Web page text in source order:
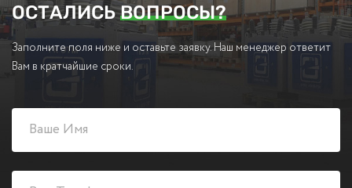
ОСТАЛИСЬВОПРОСЫ?
Заполните поля ниже и оставьте заявку. Наш менеджер ответит
Вам в кратчайшие сроки.